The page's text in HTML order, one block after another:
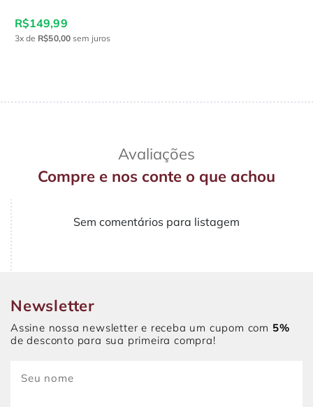
R$149,99
3x de R$50,00sem juros
Avaliações
Compre e nos conte o que achou
Sem comentários para listagem
Newsletter
Assine nossa newsletter e receba um cupom com 5%
de desconto para sua primeira compra!